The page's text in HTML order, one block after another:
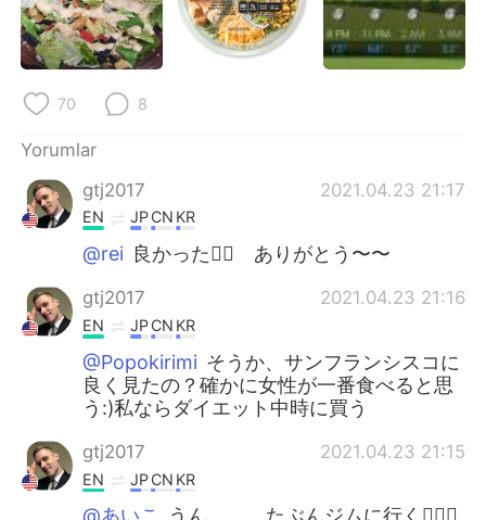
70 8
Yorumlar
gtj2017
2021.04.23 21:17
EN JPCN KR
@rei 良かった👍🏻 ありがとう〜〜
gtj2017 2021.04.23 21:16
EN JPCN KR
@Popokirimi そうか、サンフランシスコに
良く見たの？確かに女性が一番食べると思
う:)私ならダイエット中時に買う
gtj2017 2021.04.23 21:15
EN JPCN KR